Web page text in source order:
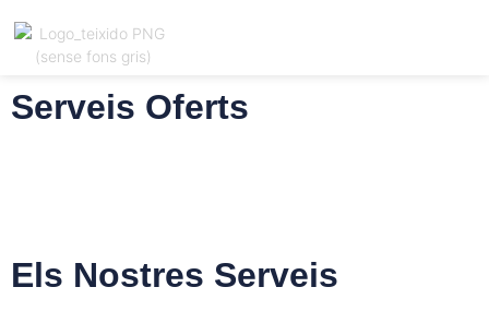
Serveis Oferts
Els Nostres Serveis